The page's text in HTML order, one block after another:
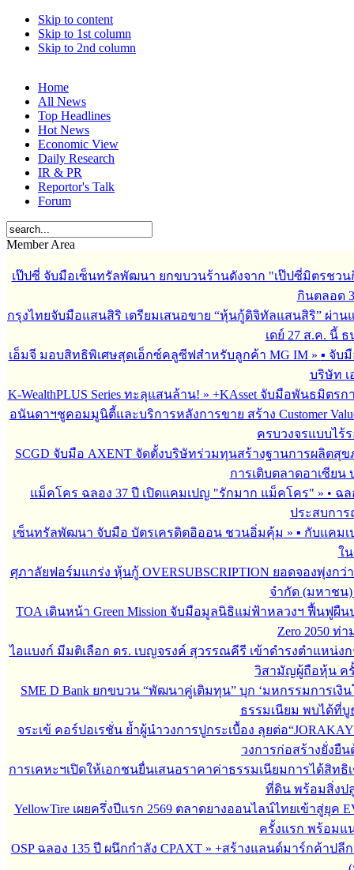
Skip to content
Skip to 1st column
Skip to 2nd column
Home
All News
Top Headlines
Hot News
Economic View
Daily Research
IR & PR
Reportor's Talk
Forum
Member Area
เป๊ปซี่ จับมือเซ็นทรัลพัฒนา ยกขบวนร้านดังจาก "เป๊ปซี่มิตรชว
กินตลอด
กรุงไทยจับมือแสนสิริ เตรียมเสนอขาย “หุ้นกู้ดิจิทัลแสนสิริ” ผ่าน
เดย์ 27 ส.ค. นี้
เอ็มจี มอบสิทธิพิเศษสุดเอ็กซ์คลูซีฟสำหรับลูกค้า MG IM» ▪︎ จับ
บริษัท เ
K-WealthPLUS Series ทะลุแสนล้าน! » +KAsset จับมือพันธมิตรการ
อนันดาฯชูคอมมูนิตี้และบริการหลังการขาย สร้าง Customer
ครบวงจรแบบไร้
SCGD จับมือ AXENT จัดตั้งบริษัทร่วมทุนสร้างฐานการผลิต
การเติบตลาดอาเซียน
แม็คโคร ฉลอง 37 ปี เปิดแคมเปญ "รักมาก แม็คโคร" » • ฉ
ประสบกา
เซ็นทรัลพัฒนา จับมือ บัตรเครดิตอิออน ชวนอิ่มคุ้ม » ▪︎ กับแคม
ใ
ศุภาลัยฟอร์มแกร่ง หุ้นกู้ OVERSUBSCRIPTION ยอดจองพุ่งกว่
จำกัด (มหาชน)
TOA เดินหน้า Green Mission จับมือมูลนิธิแม่ฟ้าหลวงฯ ฟื้นฟูผื
Zero 2050 ท่
ไอแบงก์ มีมติเลือก ดร. เบญจรงค์ สุวรรณคีรี เข้าดำรงตำแหน่ง
วิสามัญผู้ถือหุ้น ครั้
SME D Bank ยกขบวน “พัฒนาคู่เติมทุน” บุก ‘มหกรรมการเงิ
ธรรมเนียม พบได้ที่
จระเข้ คอร์ปอเรชั่น ย้ำผู้นำวงการปูกระเบื้อง ลุยต่อ“JORAKAY
วงการก่อสร้างยั่งยื
การเคหะฯเปิดให้เอกชนยื่นเสนอราคาค่าธรรมเนียมการได้สิทธิ
ที่ดิน พร้อมสิ่งป
YellowTire เผยครึ่งปีแรก 2569 ตลาดยางออนไลน์ไทยเข้าสู่ยุค
ครั้งแรก พร้อมแ
OSP ฉลอง 135 ปี ผนึกกำลัง CPAXT» +สร้างแลนด์มาร์กค้าปลี